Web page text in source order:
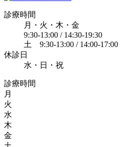
診療時間
月・火・木・金
9:30-13:00 / 14:30-19:30
土 9:30-13:00 / 14:00-17:00
休診日
水・日・祝
診療時間
月
火
水
木
金